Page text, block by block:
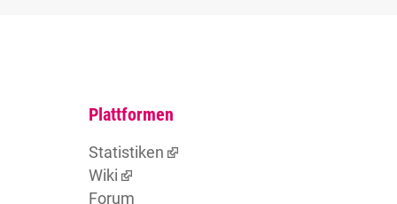
Plattformen
Statistiken
Wiki
Forum